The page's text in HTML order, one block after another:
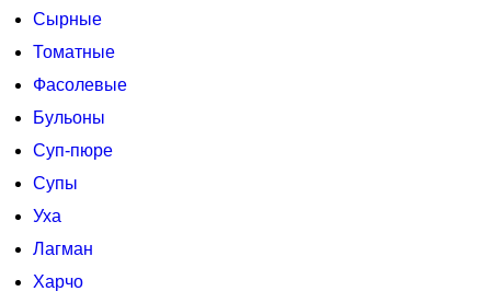
Сырные
Томатные
Фасолевые
Бульоны
Суп-пюре
Супы
Уха
Лагман
Харчо